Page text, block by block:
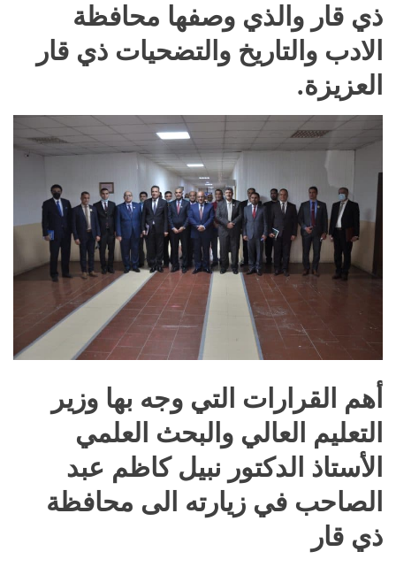
ذي قار والذي وصفها محافظة
الادب والتاريخ والتضحيات ذي قار
العزيزة.
أهم القرارات التي وجه بها وزير
التعليم العالي والبحث العلمي
الأستاذ الدكتور نبيل كاظم عبد
الصاحب في زيارته الى محافظة
ذي قار